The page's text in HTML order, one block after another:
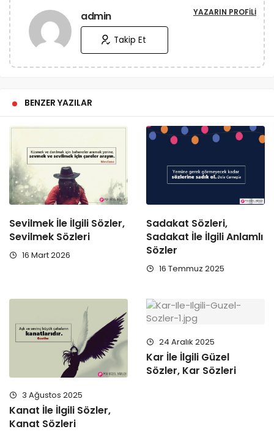
admin YAZARIN PROFILI
Takip Et
BENZER YAZILAR
Sevilmek İle İlgili Sözler,
Sevilmek Sözleri
16 Mart 2026
Sadakat Sözleri,
Sadakat İle İlgili Anlamlı
Sözler
16 Temmuz 2025
3 Ağustos 2025
Kanat İle İlgili Sözler,
Kanat Sözleri
24 Aralık 2025
Kar İle İlgili Güzel
Sözler, Kar Sözleri